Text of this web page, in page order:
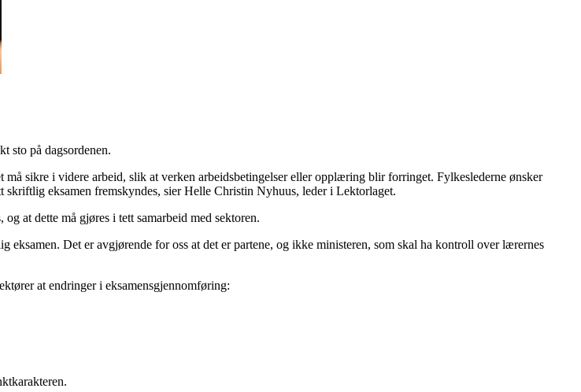
sto på dagsordenen.
sikre i videre arbeid, slik at verken arbeidsbetingelser eller opplæring blir forringet. Fylkeslederne ønsker
eksamen fremskyndes, sier Helle Christin Nyhuus, leder i Lektorlaget.
at dette må gjøres i tett samarbeid med sektoren.
Det er avgjørende for oss at det er partene, og ikke ministeren, som skal ha kontroll over lærernes
at endringer i eksamensgjennomføring: